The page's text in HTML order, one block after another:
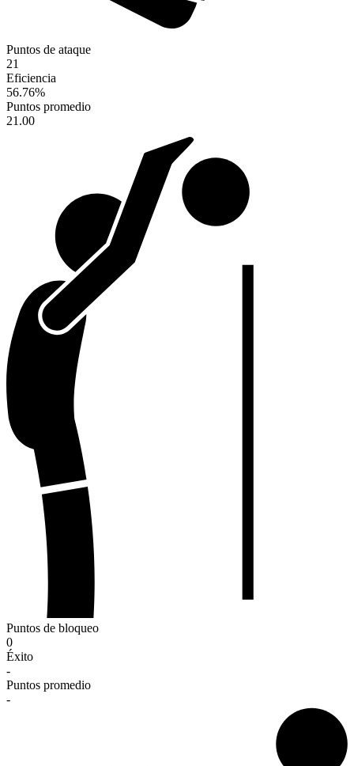
Puntos de ataque
21
Eficiencia
56.76%
Puntos promedio
21.00
Puntos de bloqueo
0
Éxito
-
Puntos promedio
-